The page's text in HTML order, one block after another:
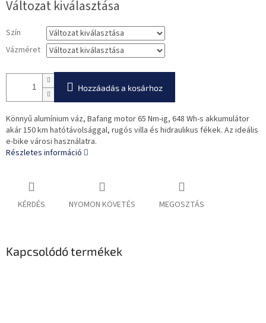
Változat kiválasztása
Szín
Vázméret
Hozzáadás a kosárhoz
Könnyű alumínium váz, Bafang motor 65 Nm-ig, 648 Wh-s akkumulátor
akár 150 km hatótávolsággal, rugós villa és hidraulikus fékek. Az ideális
e-bike városi használatra.
Részletes információ
KÉRDÉS NYOMON KÖVETÉS MEGOSZTÁS
Kapcsolódó termékek